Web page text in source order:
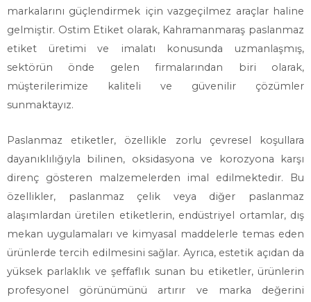
markalarını güçlendirmek için vazgeçilmez araçlar haline
gelmiştir. Ostim Etiket olarak, Kahramanmaraş paslanmaz
etiket üretimi ve imalatı konusunda uzmanlaşmış,
sektörün önde gelen firmalarından biri olarak,
müşterilerimize kaliteli ve güvenilir çözümler
sunmaktayız.
Paslanmaz etiketler, özellikle zorlu çevresel koşullara
dayanıklılığıyla bilinen, oksidasyona ve korozyona karşı
direnç gösteren malzemelerden imal edilmektedir. Bu
özellikler, paslanmaz çelik veya diğer paslanmaz
alaşımlardan üretilen etiketlerin, endüstriyel ortamlar, dış
mekan uygulamaları ve kimyasal maddelerle temas eden
ürünlerde tercih edilmesini sağlar. Ayrıca, estetik açıdan da
yüksek parlaklık ve şeffaflık sunan bu etiketler, ürünlerin
profesyonel görünümünü artırır ve marka değerini